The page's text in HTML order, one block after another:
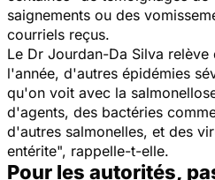
saignements ou des
courriels reçus.
Le Dr Jourdan-Da Silva
l'année, d'autres épidémies
qu'on voit avec la
d'agents, des bactéries
d'autres salmonelles, et des
entérite", rappelle-t-elle.
Pour les autorités,